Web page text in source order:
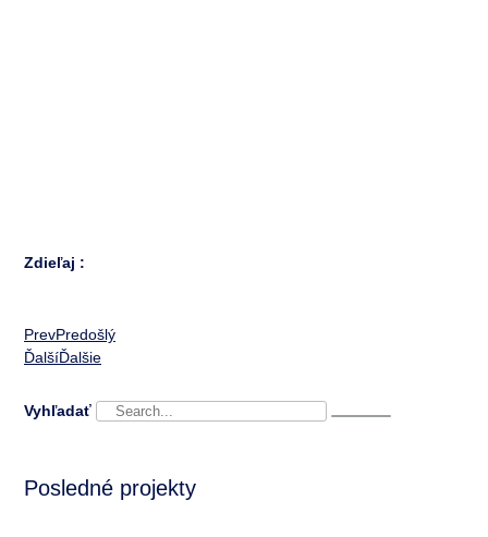
Zdieľaj :
PrevPredošlý
ĎalšíĎalšie
Vyhľadať
Posledné projekty